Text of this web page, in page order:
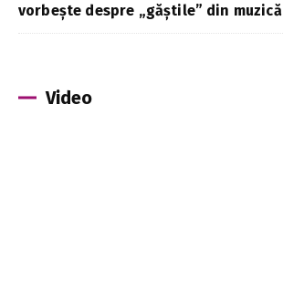
vorbește despre „găștile” din muzică
Video